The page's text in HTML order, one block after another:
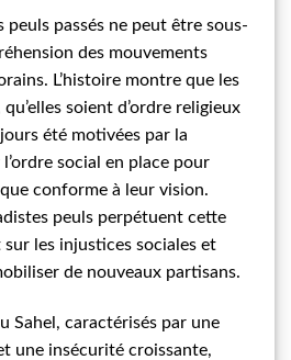
peuls passés ne peut être sous-
des mouvements
L’histoire montre que les
soient d’ordre religieux
été motivées par la
social en place pour
conforme à leur vision.
peuls perpétuent cette
les injustices sociales et
de nouveaux partisans.
Sahel, caractérisés par une
une insécurité croissante,